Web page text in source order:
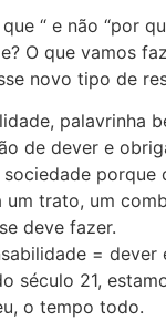
e não “por
O que vamos
novo tipo de
palavrinha
de dever e
porque
um trato, um
deve fazer.
= dever
século 21,
o tempo todo.